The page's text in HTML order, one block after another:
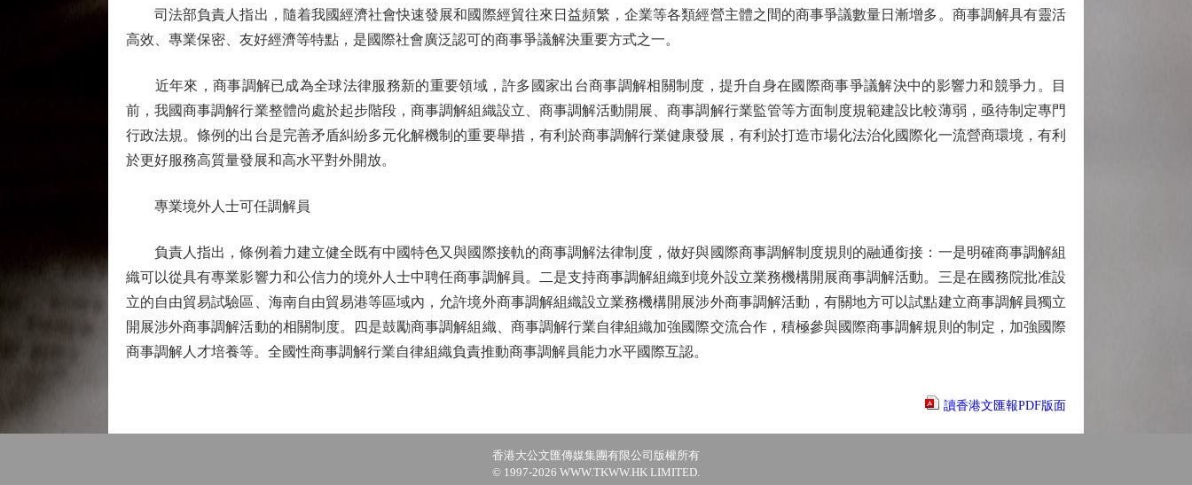
司法部負責人指出，隨着我國經濟社會快速發展和國際經貿往來日益頻繁，企業等各類經營主體之間的商事爭議數量日漸增多。商事調解具有靈活
高效、專業保密、友好經濟等特點，是國際社會廣泛認可的商事爭議解決重要方式之一。
近年來，商事調解已成為全球法律服務新的重要領域，許多國家出台商事調解相關制度，提升自身在國際商事爭議解決中的影響力和競爭力。目
前，我國商事調解行業整體尚處於起步階段，商事調解組織設立、商事調解活動開展、商事調解行業監管等方面制度規範建設比較薄弱，亟待制定專門
行政法規。條例的出台是完善矛盾糾紛多元化解機制的重要舉措，有利於商事調解行業健康發展，有利於打造市場化法治化國際化一流營商環境，有利
於更好服務高質量發展和高水平對外開放。
專業境外人士可任調解員
負責人指出，條例着力建立健全既有中國特色又與國際接軌的商事調解法律制度，做好與國際商事調解制度規則的融通銜接：一是明確商事調解組
織可以從具有專業影響力和公信力的境外人士中聘任商事調解員。二是支持商事調解組織到境外設立業務機構開展商事調解活動。三是在國務院批准設
立的自由貿易試驗區、海南自由貿易港等區域內，允許境外商事調解組織設立業務機構開展涉外商事調解活動，有關地方可以試點建立商事調解員獨立
開展涉外商事調解活動的相關制度。四是鼓勵商事調解組織、商事調解行業自律組織加強國際交流合作，積極參與國際商事調解規則的制定，加強國際
商事調解人才培養等。全國性商事調解行業自律組織負責推動商事調解員能力水平國際互認。
讀香港文匯報PDF版面
香港大公文匯傳媒集團有限公司版權所有
© 1997-2026 WWW.TKWW.HK LIMITED.